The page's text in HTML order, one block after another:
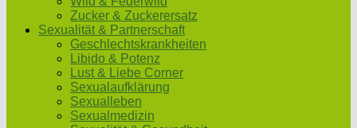
Zucker & Zuckerersatz
Sexualität & Partnerschaft
Geschlechtskrankheiten
Libido & Potenz
Lust & Liebe Corner
Sexualaufklärung
Sexualleben
Sexualmedizin